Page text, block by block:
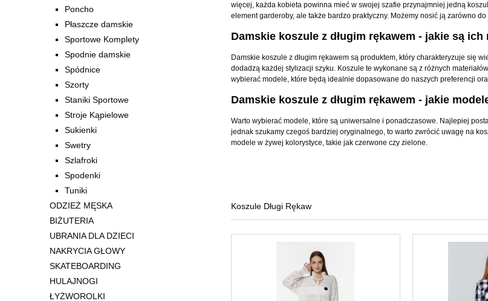
Poncho
Płaszcze damskie
Sportowe Komplety
Spodnie damskie
Spódnice
Szorty
Staniki Sportowe
Stroje Kąpielowe
Sukienki
Swetry
Szlafroki
Spodenki
Tuniki
ODZIEŻ MĘSKA
BIŻUTERIA
UBRANIA DLA DZIECI
NAKRYCIA GŁOWY
SKATEBOARDING
HULAJNOGI
ŁYŻWOROLKI
więcej, każda kobieta powinna mieć w swojej szafie przynajmniej jedną
element garderoby, ale także bardzo praktyczny. Możemy nosić ją zarówno
Damskie koszule z długim rękawem - jakie są
Damskie koszule z długim rękawem są produktem, który charakteryzuje się
dodadzą każdej stylizacji szyku. Koszule te wykonane są z różnych
wybierać modele, które będą idealnie dopasowane do naszych preferencji
Damskie koszule z długim rękawem - jakie
Warto wybierać modele, które są uniwersalne i ponadczasowe. Najlepiej
jednak szukamy czegoś bardziej oryginalnego, to warto zwrócić uwagę na
modele w żywej kolorystyce, takie jak czerwone czy zielone.
Koszule Długi Rękaw